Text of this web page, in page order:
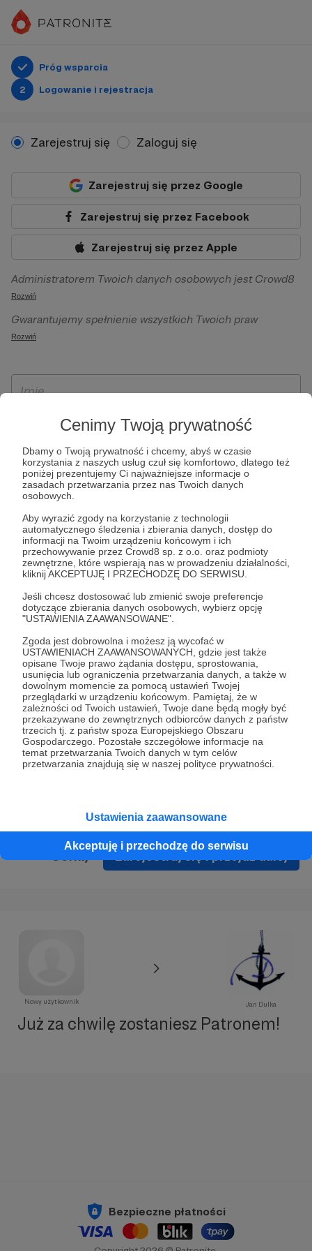
Cenimy Twoją prywatność
Dbamy o Twoją prywatność i chcemy, abyś w czasie
korzystania z naszych usług czuł się komfortowo, dlatego też
poniżej prezentujemy Ci najważniejsze informacje o
zasadach przetwarzania przez nas Twoich danych
osobowych.
Aby wyrazić zgody na korzystanie z technologii
automatycznego śledzenia i zbierania danych, dostęp do
informacji na Twoim urządzeniu końcowym i ich
przechowywanie przez Crowd8 sp. z o.o. oraz podmioty
zewnętrzne, które wspierają nas w prowadzeniu działalności,
kliknij AKCEPTUJĘ I PRZECHODZĘ DO SERWISU.
Jeśli chcesz dostosować lub zmienić swoje preferencje
dotyczące zbierania danych osobowych, wybierz opcję
"USTAWIENIA ZAAWANSOWANE".
Zgoda jest dobrowolna i możesz ją wycofać w
USTAWIENIACH ZAAWANSOWANYCH, gdzie jest także
opisane Twoje prawo żądania dostępu, sprostowania,
usunięcia lub ograniczenia przetwarzania danych, a także w
dowolnym momencie za pomocą ustawień Twojej
przeglądarki w urządzeniu końcowym. Pamiętaj, że w
zależności od Twoich ustawień, Twoje dane będą mogły być
przekazywane do zewnętrznych odbiorców danych z państw
trzecich tj. z państw spoza Europejskiego Obszaru
Gospodarczego. Pozostałe szczegółowe informacje na
temat przetwarzania Twoich danych w tym celów
przetwarzania znajdują się w naszej polityce prywatności.
Ustawienia zaawansowane
Akceptuję i przechodzę do serwisu
Próg wsparcia
2
Logowanie i rejestracja
Zarejestruj się Zaloguj się
Zarejestruj się przez Google
Zarejestruj się przez Facebook
Zarejestruj się przez Apple
Administratorem Twoich danych osobowych jest Crowd8
sp. z o.o. z siedziba w Warszawie, ul. Żwirki i Wigury 16, 02-
092 Warszawa. Twoje dane osobowe będą przetwarzane w
szczególności w celu wykonania umowy zawartej z Tobą, w
Patronite.pl, w tym możliwości dokonywania oraz
otrzymywania wsparcia na naszej platformie oraz
Rozwiń
Gwarantujemy spełnienie wszystkich Twoich praw
wynikających z ogólnego rozporządzenia o ochronie
ich przenoszenia, niepodlegania zautomatyzowanemu
wyrażenia sprzeciwu wobec przetwarzania Twoich danych
osobowych. Rejestracja dla osób niepełnoletnich możliwa
jest po przekazaniu podpisanego formularza "Zgodna na
założenie konta przez osobę niepełnoletnią", formularz
dostępny jest na stronie regulaminu Patronite.pl.
Rozwiń
* Zapoznałem się i akceptujęRegulaminserwisu oraz
* Wyrażam zgodę na przetwarzanie moich danych
osobowych podanych w formularzu rejestracyjnym w celu
prawidłowego świadczenia usług serwisu Patronite.
Wyrażam zgodę na otrzymywanie drogą elektroniczną
informacji handlowych - newslettera. Opcja ta może zostać
zmieniona w ustawieniach konta.
Zarejestruj się i przejdź dalej
Nowy użytkownik Jan Dulka
Już za chwilę zostaniesz Patronem!
Bezpieczne płatności